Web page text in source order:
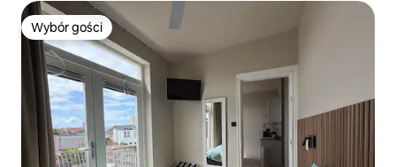
Wybór gości
Wybór gości